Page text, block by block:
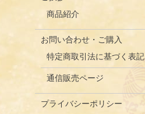
商品紹介
お問い合わせ・ご購入
特定商取引法に基づく表記
通信販売ページ
プライバシーポリシー